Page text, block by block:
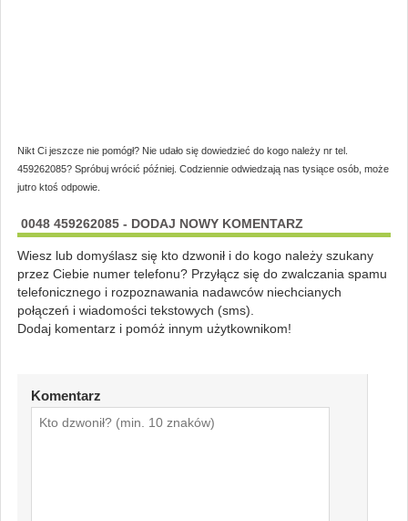
Nikt Ci jeszcze nie pomógł? Nie udało się dowiedzieć do kogo należy nr tel.
459262085? Spróbuj wrócić później. Codziennie odwiedzają nas tysiące osób, może
jutro ktoś odpowie.
0048 459262085 - DODAJ NOWY KOMENTARZ
Wiesz lub domyślasz się kto dzwonił i do kogo należy szukany
przez Ciebie numer telefonu? Przyłącz się do zwalczania spamu
telefonicznego i rozpoznawania nadawców niechcianych
połączeń i wiadomości tekstowych (sms).
Dodaj komentarz i pomóż innym użytkownikom!
Komentarz